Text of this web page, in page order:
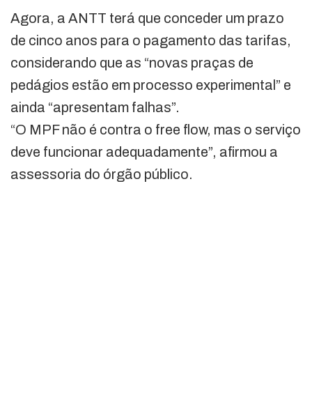
Agora, a ANTT terá que conceder um prazo
de cinco anos para o pagamento das tarifas,
considerando que as “novas praças de
pedágios estão em processo experimental” e
ainda “apresentam falhas”.
“O MPF não é contra o free flow, mas o serviço
deve funcionar adequadamente”, afirmou a
assessoria do órgão público.